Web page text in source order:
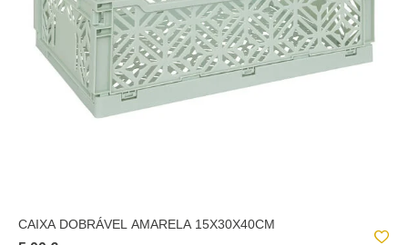
CAIXA DOBRÁVEL AMARELA 15X30X40CM